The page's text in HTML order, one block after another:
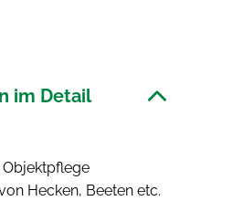
im Detail
Hecken, Beeten etc.